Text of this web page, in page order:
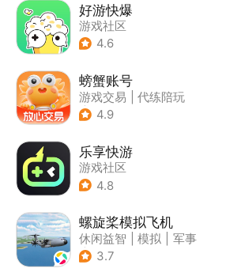
好游快爆
游戏社区
4.6
螃蟹账号
游戏交易
代练陪玩
| 游戏社区
4.9
乐享快游
游戏社区
4.8
螺旋桨模拟飞机
休闲益智 模拟
军事
| 剧情
3.7